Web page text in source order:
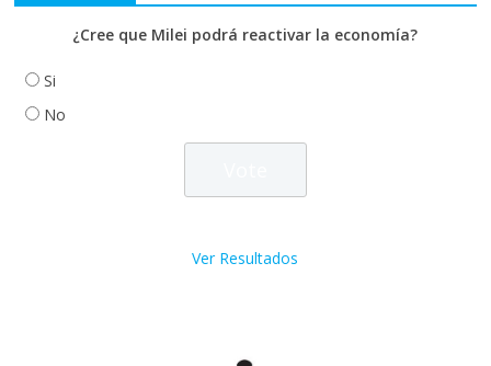
¿Cree que Milei podrá reactivar la economía?
Si
No
Ver Resultados